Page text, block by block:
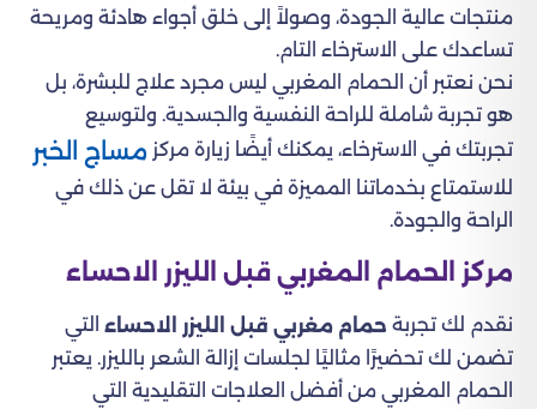
منتجات عالية الجودة، وصولاً إلى خلق أجواء هادئة ومريحة
تساعدك على الاسترخاء التام.
نحن نعتبر أن الحمام المغربي ليس مجرد علاج للبشرة، بل
هو تجربة شاملة للراحة النفسية والجسدية. ولتوسيع
تجربتك في الاسترخاء، يمكنك أيضًا زيارة مركز مساج الخبر
للاستمتاع بخدماتنا المميزة في بيئة لا تقل عن ذلك في
الراحة والجودة.
مركز الحمام المغربي قبل الليزر الاحساء
نقدم لك تجربة حمام مغربي قبل الليزر الاحساء التي
تضمن لك تحضيرًا مثاليًا لجلسات إزالة الشعر بالليزر. يعتبر
الحمام المغربي من أفضل العلاجات التقليدية التي